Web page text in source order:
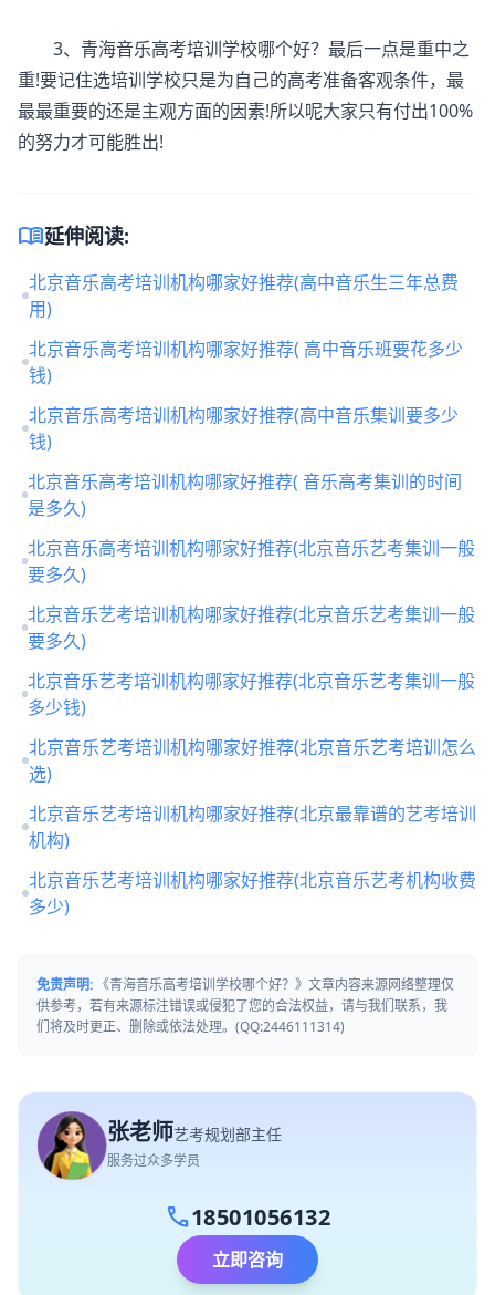
3、青海音乐高考培训学校哪个好？最后一点是重中之
重!要记住选培训学校只是为自己的高考准备客观条件，最
最最重要的还是主观方面的因素!所以呢大家只有付出100%
的努力才可能胜出!
menu_book延伸阅读:
北京音乐高考培训机构哪家好推荐(高中音乐生三年总费
用)
北京音乐高考培训机构哪家好推荐( 高中音乐班要花多少
钱)
北京音乐高考培训机构哪家好推荐(高中音乐集训要多少
钱)
北京音乐高考培训机构哪家好推荐( 音乐高考集训的时间
是多久)
北京音乐高考培训机构哪家好推荐(北京音乐艺考集训一般
要多久)
北京音乐艺考培训机构哪家好推荐(北京音乐艺考集训一般
要多久)
北京音乐艺考培训机构哪家好推荐(北京音乐艺考集训一般
多少钱)
北京音乐艺考培训机构哪家好推荐(北京音乐艺考培训怎么
选)
北京音乐艺考培训机构哪家好推荐(北京最靠谱的艺考培训
机构)
北京音乐艺考培训机构哪家好推荐(北京音乐艺考机构收费
多少)
免责声明: 《青海音乐高考培训学校哪个好？》文章内容来源网络整理仅
供参考，若有来源标注错误或侵犯了您的合法权益，请与我们联系，我
们将及时更正、删除或依法处理。(QQ:2446111314)
张老师艺考规划部主任
服务过众多学员
call18501056132
立即咨询